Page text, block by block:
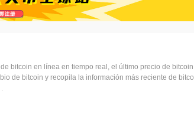
bitcoin en línea en tiempo real, el último precio de
de bitcoin y recopila la información más reciente de